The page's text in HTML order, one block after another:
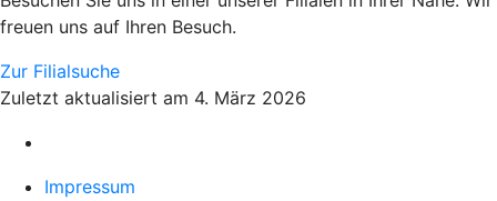
freuen uns auf Ihren Besuch.
Zur Filialsuche
Zuletzt aktualisiert am 4. März 2026
Impressum